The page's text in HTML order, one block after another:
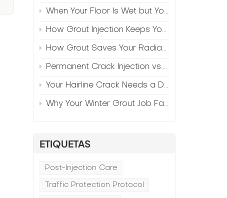
When Your Floor Is Wet but Your Crack Is Dry
How Grout Injection Keeps Your Retail Floors Looking Fresh
How Grout Saves Your Radiant Floor from Moisture Damage
Permanent Crack Injection vs. Annual Patching—The Math
Your Hairline Crack Needs a Different Grout Than Your Wide Gap
Why Your Winter Grout Job Failed (And How to Fix It)
ETIQUETAS
Post-Injection Care
Traffic Protection Protocol